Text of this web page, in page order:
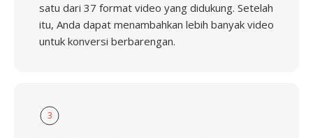
satu dari 37 format video yang didukung. Setelah
itu, Anda dapat menambahkan lebih banyak video
untuk konversi berbarengan.
3